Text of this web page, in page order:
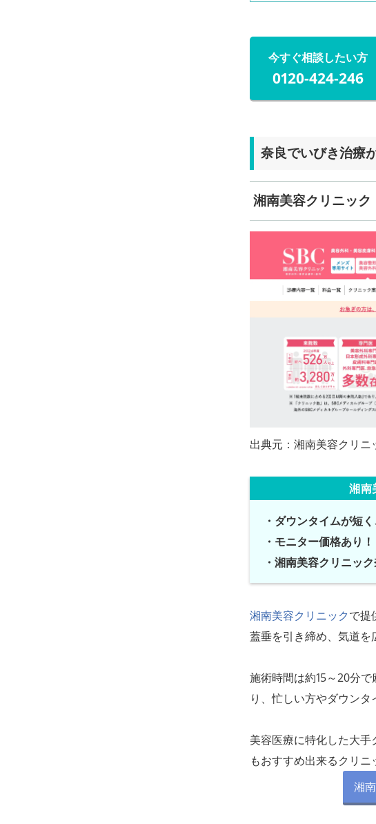
今すぐ相談したい方
0120-424-246
奈良でいびき治療
湘南美容クリニック
湘南
・ダウンタイムが短
・モニター価格あり！
・湘南美容クリニッ
湘南美容クリニックで提
蓋垂を引き締め、気道を
施術時間は約15～20分
り、忙しい方やダウンタ
美容医療に特化した大
もおすすめ出来るクリニ
湘